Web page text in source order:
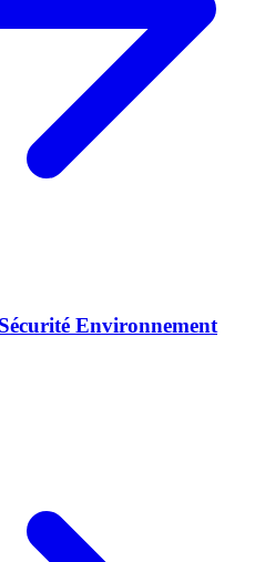
Environnement